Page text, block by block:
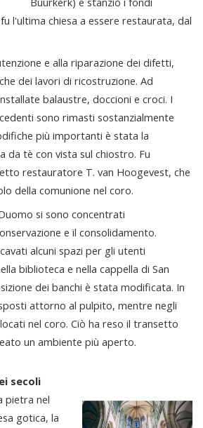
l'ultima chiesa a essere restaurata, dal
e alla riparazione dei difetti,
dei lavori di ricostruzione. Ad
balaustre, doccioni e croci. I
sono rimasti sostanzialmente
più importanti è stata la
da tè con vista sul chiostro. Fu
restauratore T. van Hoogevest, che
della comunione nel coro.
si sono concentrati
e il consolidamento.
alcuni spazi per gli utenti
biblioteca e nella cappella di San
dei banchi è stata modificata. In
attorno al pulpito, mentre negli
nel coro. Ciò ha reso il transetto
un ambiente più aperto.
secoli
pietra nel
gotica, la